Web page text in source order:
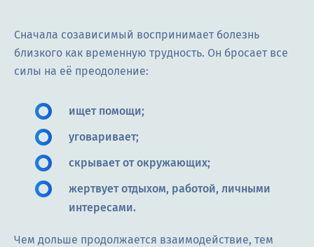
Сначала созависимый воспринимает болезнь
близкого как временную трудность. Он бросает все
силы на её преодоление:
ищет помощи;
уговаривает;
скрывает от окружающих;
жертвует отдыхом, работой, личными
интересами.
Чем дольше продолжается взаимодействие, тем